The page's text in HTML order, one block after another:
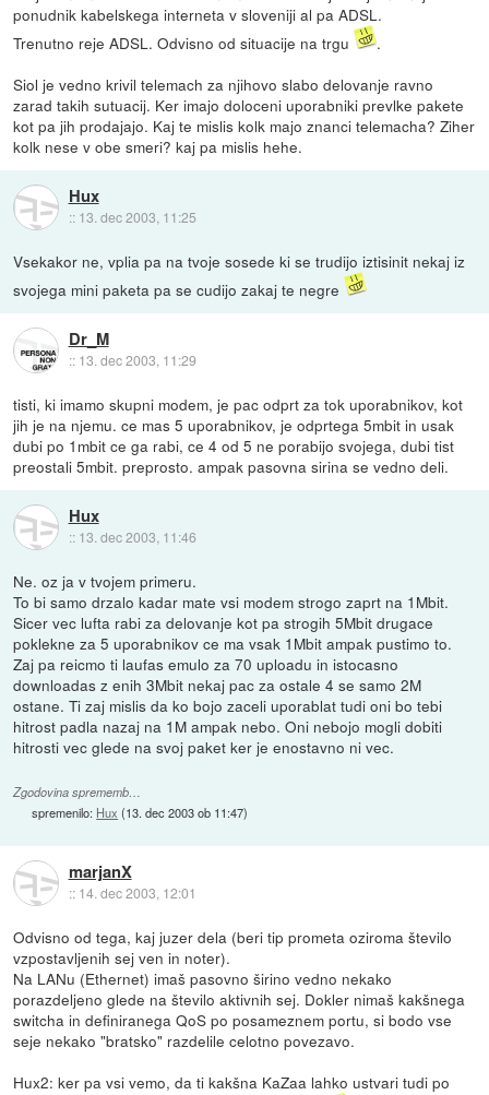
ponudnik kabelskega interneta v sloveniji al pa ADSL.
Trenutno reje ADSL. Odvisno od situacije na trgu
.
Siol je vedno krivil telemach za njihovo slabo delovanje ravno
zarad takih sutuacij. Ker imajo doloceni uporabniki prevlke pakete
kot pa jih prodajajo. Kaj te mislis kolk majo znanci telemacha? Ziher
kolk nese v obe smeri? kaj pa mislis hehe.
Hux
:: 13. dec 2003, 11:25
Vsekakor ne, vplia pa na tvoje sosede ki se trudijo iztisinit nekaj iz
svojega mini paketa pa se cudijo zakaj te negre
Dr_M
:: 13. dec 2003, 11:29
tisti, ki imamo skupni modem, je pac odprt za tok uporabnikov, kot
jih je na njemu. ce mas 5 uporabnikov, je odprtega 5mbit in usak
dubi po 1mbit ce ga rabi, ce 4 od 5 ne porabijo svojega, dubi tist
preostali 5mbit. preprosto. ampak pasovna sirina se vedno deli.
Hux
:: 13. dec 2003, 11:46
Ne. oz ja v tvojem primeru.
To bi samo drzalo kadar mate vsi modem strogo zaprt na 1Mbit.
Sicer vec lufta rabi za delovanje kot pa strogih 5Mbit drugace
poklekne za 5 uporabnikov ce ma vsak 1Mbit ampak pustimo to.
Zaj pa reicmo ti laufas emulo za 70 uploadu in istocasno
downloadas z enih 3Mbit nekaj pac za ostale 4 se samo 2M
ostane. Ti zaj mislis da ko bojo zaceli uporablat tudi oni bo tebi
hitrost padla nazaj na 1M ampak nebo. Oni nebojo mogli dobiti
hitrosti vec glede na svoj paket ker je enostavno ni vec.
Zgodovina sprememb…
spremenilo: Hux (13. dec 2003 ob 11:47)
marjanX
:: 14. dec 2003, 12:01
Odvisno od tega, kaj juzer dela (beri tip prometa oziroma število
vzpostavljenih sej ven in noter).
Na LANu (Ethernet) imaš pasovno širino vedno nekako
porazdeljeno glede na število aktivnih sej. Dokler nimaš kakšnega
switcha in definiranega QoS po posameznem portu, si bodo vse
seje nekako "bratsko" razdelile celotno povezavo.
Hux2: ker pa vsi vemo, da ti kakšna KaZaa lahko ustvari tudi po